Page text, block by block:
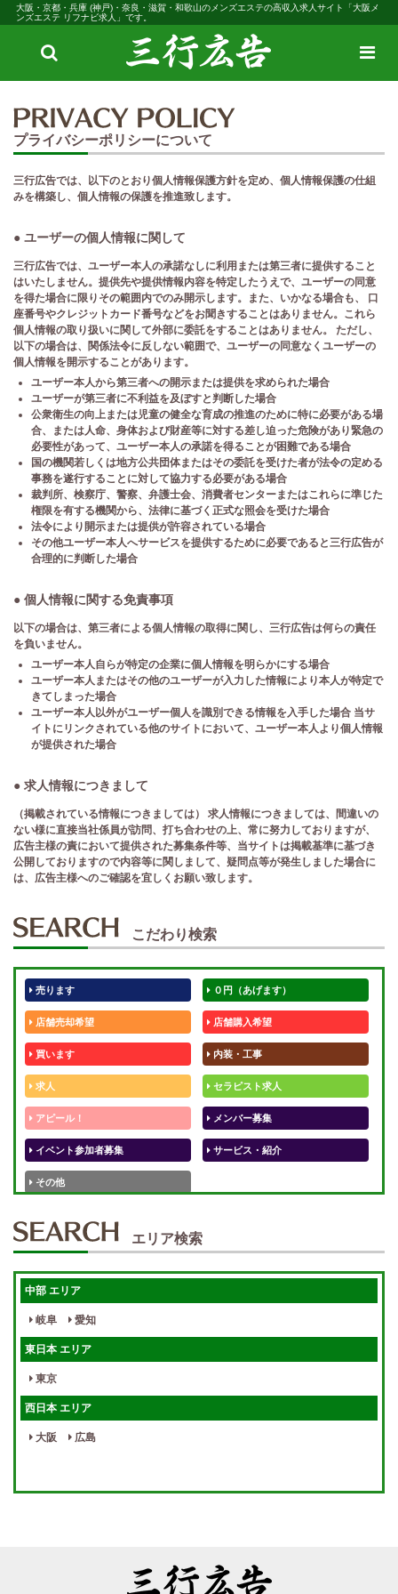
大阪・京都・兵庫 (神戸)・奈良・滋賀・和歌山のメンズエステの高収入求人サイト「大阪メ
ンズエステ リフナビ求人」です。
検
索
メ
ニ
プライバシーポリシーについて
三行広告では、以下のとおり個人情報保護方針を定め、個人情報保護の仕組
みを構築し、個人情報の保護を推進致します。
● ユーザーの個人情報に関して
三行広告では、ユーザー本人の承諾なしに利用または第三者に提供すること
はいたしません。提供先や提供情報内容を特定したうえで、ユーザーの同意
を得た場合に限りその範囲内でのみ開示します。また、いかなる場合も、 口
座番号やクレジットカード番号などをお聞きすることはありません。これら
個人情報の取り扱いに関して外部に委託をすることはありません。 ただし、
以下の場合は、関係法令に反しない範囲で、ユーザーの同意なくユーザーの
個人情報を開示することがあります。
ユーザー本人から第三者への開示または提供を求められた場合
ユーザーが第三者に不利益を及ぼすと判断した場合
公衆衛生の向上または児童の健全な育成の推進のために特に必要がある場
合、または人命、身体および財産等に対する差し迫った危険があり緊急の
必要性があって、ユーザー本人の承諾を得ることが困難である場合
国の機関若しくは地方公共団体またはその委託を受けた者が法令の定める
事務を遂行することに対して協力する必要がある場合
裁判所、検察庁、警察、弁護士会、消費者センターまたはこれらに準じた
権限を有する機関から、法律に基づく正式な照会を受けた場合
法令により開示または提供が許容されている場合
その他ユーザー本人へサービスを提供するために必要であると三行広告が
合理的に判断した場合
● 個人情報に関する免責事項
以下の場合は、第三者による個人情報の取得に関し、三行広告は何らの責任
を負いません。
ユーザー本人自らが特定の企業に個人情報を明らかにする場合
ユーザー本人またはその他のユーザーが入力した情報により本人が特定で
きてしまった場合
ユーザー本人以外がユーザー個人を識別できる情報を入手した場合 当サ
イトにリンクされている他のサイトにおいて、ユーザー本人より個人情報
が提供された場合
● 求人情報につきまして
（掲載されている情報につきましては） 求人情報につきましては、間違いの
ない様に直接当社係員が訪問、打ち合わせの上、常に努力しておりますが、
広告主様の責において提供された募集条件等、当サイトは掲載基準に基づき
公開しておりますので内容等に関しまして、疑問点等が発生しました場合に
は、広告主様へのご確認を宜しくお願い致します。
こだわり検索
売ります ０円（あげます）
店舗売却希望 店舗購入希望
買います 内装・工事
求人 セラピスト求人
アピール！ メンバー募集
イベント参加者募集 サービス・紹介
その他
エリア検索
中部 エリア
岐阜 愛知
東日本 エリア
東京
西日本 エリア
大阪 広島